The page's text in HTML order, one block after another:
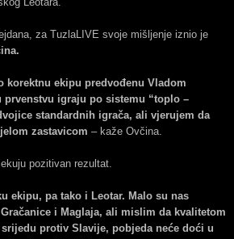
za TuzlaLIVE svoje mišljenje iznio je
korektnu ekipu predvođenu Vladom
prvenstvu igraju po sistemu “toplo –
standardnih igrača, ali vjerujem da
zastavicom – kaže Ovčina.
pozitivan rezultat.
ekipu, pa tako i Leotar. Malo su nas
i Maglaja, ali mislim da kvalitetom
protiv Slavije, pobjeda neće doći u